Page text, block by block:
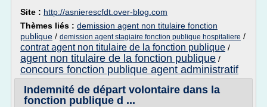
Site : http://asnierescfdt.over-blog.com
Thèmes liés : demission agent non titulaire fonction
publique / demission agent stagiaire fonction publique hospitaliere /
contrat agent non titulaire de la fonction publique /
agent non titulaire de la fonction publique /
concours fonction publique agent administratif
Indemnité de départ volontaire dans la
fonction publique d ...